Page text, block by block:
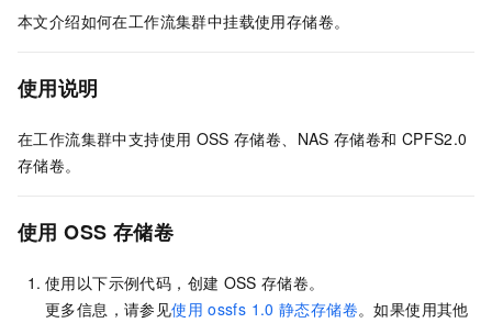
本文介绍如何在工作流集群中挂载使用存储卷。
使用说明
在工作流集群中支持使用 OSS 存储卷、NAS 存储卷和 CPFS2.0
存储卷。
使用 OSS 存储卷
使用以下示例代码，创建 OSS 存储卷。
更多信息，请参见使用 ossfs 1.0 静态存储卷。如果使用其他